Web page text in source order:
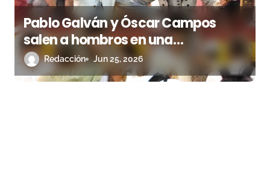
Pablo Galván y Óscar Campos
salen a hombros en una
interesante clase práctica con
nota alta para Alcurrucén en
Redacción Jun 25, 2026